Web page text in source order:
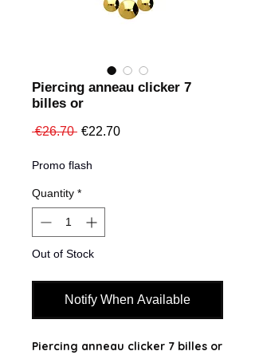
Piercing anneau clicker 7
billes or
€26.70 Regular
€22.70Sale
Promo flash
Quantity *
Out of Stock
Notify When Available
Piercing anneau clicker 7 billes or